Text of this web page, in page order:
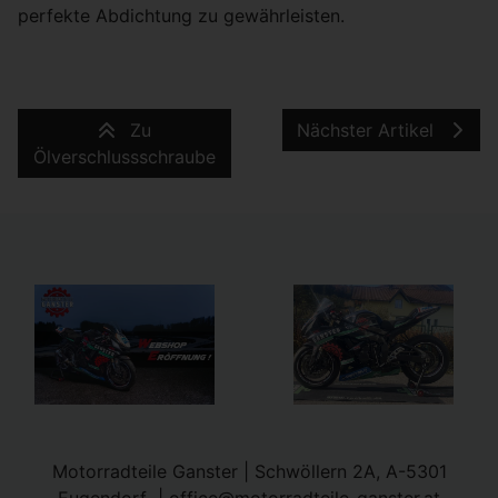
perfekte Abdichtung zu gewährleisten.
Zu
Ölverschlussschraube
Nächster Artikel
Motorradteile Ganster | Schwöllern 2A, A-5301